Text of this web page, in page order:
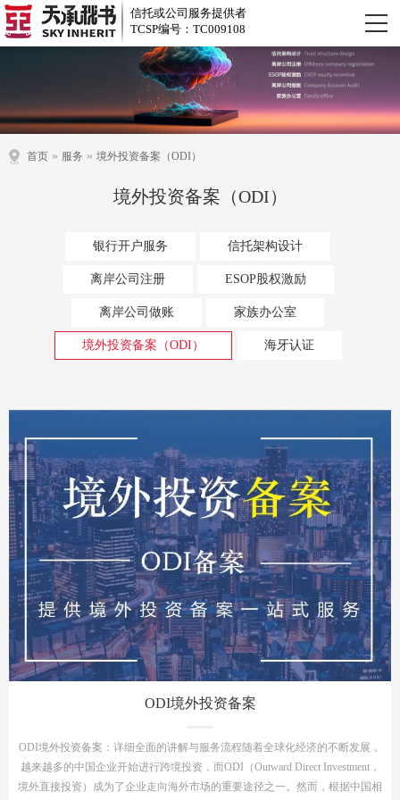
信托或公司服务提供者
TCSP编号：TC009108
首页 » 服务 » 境外投资备案（ODI）
境外投资备案（ODI）
银行开户服务 信托架构设计
离岸公司注册 ESOP股权激励
离岸公司做账 家族办公室
境外投资备案（ODI） 海牙认证
ODI境外投资备案
ODI境外投资备案：详细全面的讲解与服务流程随着全球化经济的不断发展，
越来越多的中国企业开始进行跨境投资，而ODI（Outward Direct Investment，
境外直接投资）成为了企业走向海外市场的重要途径之一。然而，根据中国相